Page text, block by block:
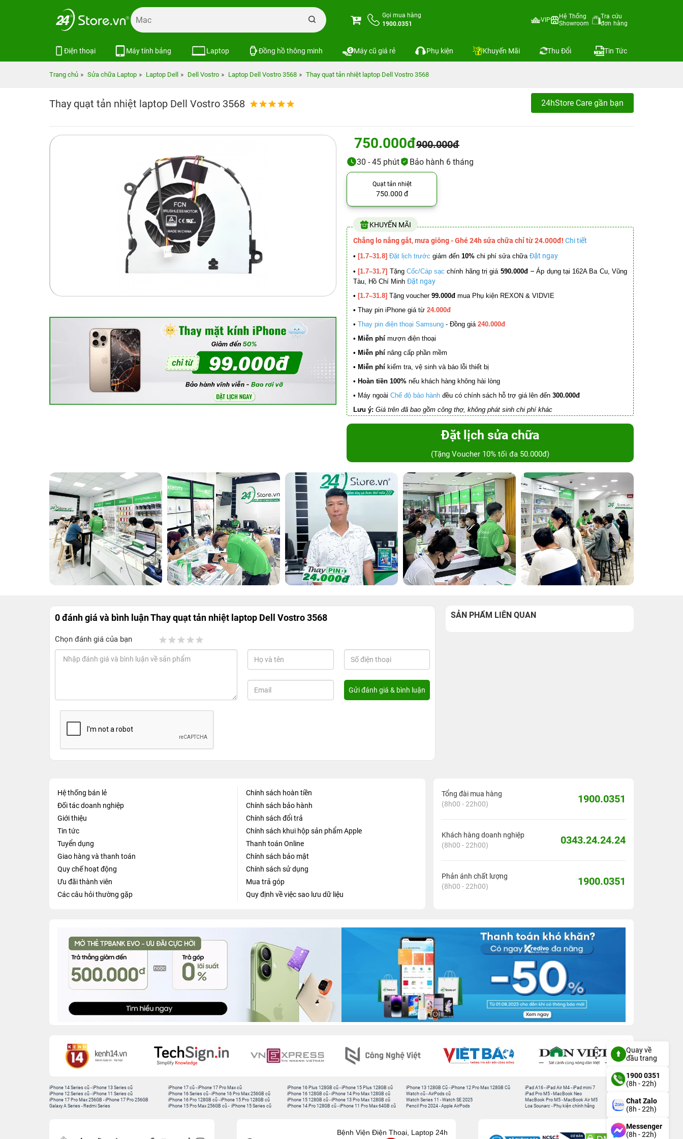
Gọi mua hàng
1900.0351
VIP
Hệ Thống
Showroom
Tra cứu
đơn hàng
Điện thoại Máy tính bảng Laptop Đồng hồ thông minh Máy cũ giá rẻ Phụ kiện Khuyến Mãi Thu Đổi Tin Tức
Trang chủ Sửa chữa Laptop Laptop Dell Dell Vostro Laptop Dell Vostro 3568 Thay quạt tản nhiệt laptop Dell Vostro 3568
Thay quạt tản nhiệt laptop Dell Vostro 3568 24hStore Care gần bạn
750.000đ900.000đ
30 - 45 phút Bảo hành 6 tháng
Quạt tản nhiệt
750.000 đ
KHUYẾN MÃI
Chẳng lo nắng gắt, mưa giông - Ghé 24h sửa chữa chỉ từ 24.000đ! Chi tiết
• [1.7–31.8] Đặt lịch trước giảm đến 10% chi phí sửa chữa Đặt ngay
• [1.7–31.7] Tặng Cốc/Cáp sạc chính hãng trị giá 590.000đ –Áp dụng tại 162A Ba Cu, Vũng
Tàu, Hồ Chí Minh Đặt ngay
• [1.7–31.8] Tặng voucher 99.000đ mua Phụ kiện REXON & VIDVIE
• Thay pin iPhone giá từ 24.000đ
• Thay pin điện thoại Samsung - Đồng giá 240.000đ
• Miễn phí mượn điện thoại
• Miễn phí nâng cấp phần mềm
• Miễn phí kiểm tra, vệ sinh và báo lỗi thiết bị
• Hoàn tiền 100% nếu khách hàng không hài lòng
• Máy ngoài Chế độ bảo hành đều có chính sách hỗ trợ giá lên đến 300.000đ
Lưu ý: Giá trên đã bao gồm công thợ, không phát sinh chi phí khác
Đặt lịch sửa chữa
(Tặng Voucher 10% tối đa 50.000đ)
0 đánh giá và bình luậnThay quạt tản nhiệt laptop Dell Vostro 3568
Chọn đánh giá của bạn
SẢN PHẨM LIÊN QUAN
Hệ thống bán lẻ
Đối tác doanh nghiệp
Giới thiệu
Tin tức
Tuyển dụng
Giao hàng và thanh toán
Quy chế hoạt động
Ưu đãi thành viên
Các câu hỏi thường gặp
Chính sách hoàn tiền
Chính sách bảo hành
Chính sách đổi trả
Chính sách khui hộp sản phẩm Apple
Thanh toán Online
Chính sách bảo mật
Chính sách sử dụng
Mua trả góp
Quy định về việc sao lưu dữ liệu
Tổng đài mua hàng
(8h00 - 22h00)
1900.0351
Khách hàng doanh nghiệp
(8h00 - 22h00)
0343.24.24.24
Phản ánh chất lượng
(8h00 - 22h00)
1900.0351
iPhone 14 Series cũ -iPhone 13 Series cũ
iPhone 12 Series cũ -iPhone 11 Series cũ
iPhone 17 Pro Max 256GB -iPhone 17 Pro 256GB
Galaxy A Series - Redmi Series
iPhone 17 cũ -iPhone 17 Pro Max cũ
iPhone 16 Series cũ - iPhone 16 Pro Max 256GB cũ
iPhone 16 Pro 128GB cũ -iPhone 15 Pro 128GB cũ
iPhone 15 Pro Max 256GB cũ - iPhone 15 Series cũ
iPhone 16 Plus 128GB cũ -iPhone 15 Plus 128GB cũ
iPhone 16 128GB cũ -iPhone 14 Pro Max 128GB cũ
iPhone 15 128GB cũ -iPhone 13 Pro Max 128GB cũ
iPhone 14 Pro 128GB cũ -iPhone 11 Pro Max 64GB cũ
iPhone 13 128GB Cũ -iPhone 12 Pro Max 128GB Cũ
Watch cũ -AirPods cũ
Watch Series 11 -Watch SE 2025
Pencil Pro 2024 -Apple AirPods
iPad A16 -iPad Air M4 -iPad mini 7
iPad Pro M5 - MacBook Neo
MacBook Pro M5 - MacBook Air M5
Loa Sounarc - Phụ kiện chính hãng
Bệnh Viện Điện Thoại, Laptop 24h
Quay về
đầu trang
1900 0351
(8h - 22h)
Chat Zalo
(8h - 22h)
Messenger
(8h - 22h)